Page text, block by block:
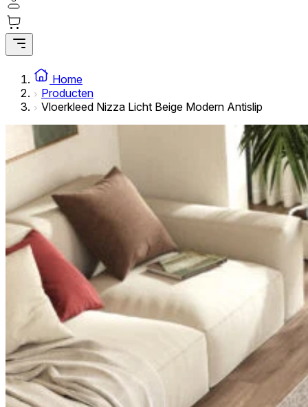
Home
Producten
Vloerkleed Nizza Licht Beige Modern Antislip
interessant zijn voor de individuele gebruiker en
Niet-geclassificeerde cookies zijn cookies die in het